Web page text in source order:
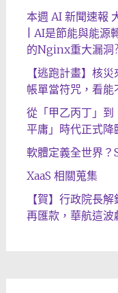
本週 AI 新聞速報
| AI是節能與能源
的Nginx重大漏洞?
【逃跑計畫】核
帳單當符咒，看能
從「甲乙丙丁」到
平庸」時代正式降
軟體定義全世界
XaaS 相關蒐集
【賀】行政院長
再匯款，華航這波